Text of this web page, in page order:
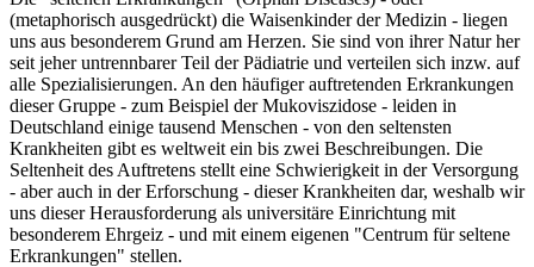
(metaphorisch ausgedrückt) die Waisenkinder der Medizin - liegen
uns aus besonderem Grund am Herzen. Sie sind von ihrer Natur her
seit jeher untrennbarer Teil der Pädiatrie und verteilen sich inzw. auf
alle Spezialisierungen. An den häufiger auftretenden Erkrankungen
dieser Gruppe - zum Beispiel der Mukoviszidose - leiden in
Deutschland einige tausend Menschen - von den seltensten
Krankheiten gibt es weltweit ein bis zwei Beschreibungen. Die
Seltenheit des Auftretens stellt eine Schwierigkeit in der Versorgung
- aber auch in der Erforschung - dieser Krankheiten dar, weshalb wir
uns dieser Herausforderung als universitäre Einrichtung mit
besonderem Ehrgeiz - und mit einem eigenen "Centrum für seltene
Erkrankungen" stellen.